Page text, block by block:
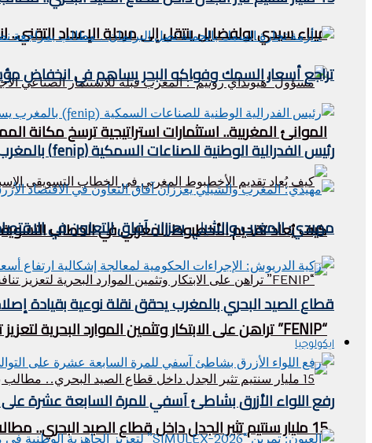
ميناء سيدي بولفضايل ينتقل إلى مرحلة الإعداد
الموانئ المغربية.. استثمارات استراتيجية ترسخ مكانة
كيف يُعاد تقديم الأخطبوط المغربي في الخطاب
“FENIP” تراهن على الابتكار وتثمين الموارد البحرية لتعزيز تنافسية الصناعة المغربية
15 مليار سنتيم تثير الجدل داخل قطاع الصيد البحري.. مطالب بالكشف عن مآل عائدات “الحوت بثمن معقول”
تراجع أسعار السمك وفواكه البحر يساهم في انخفاض مؤشر
رئيس الفدرالية الوطنية للصناعات السمكية (fenip) بالمغرب يستقبل وفدا ليبيريا في الصيد البحري .
مهيدي: المغرب والشيلي يعززان آفاق التعاون في
قطاع الصيد البحري بالمغرب يحقق نقلة نوعية بقيادة
ايكولوجيا
رفع اللواء الأزرق بشاطئ آسفي للمرة السابعة عشرة على